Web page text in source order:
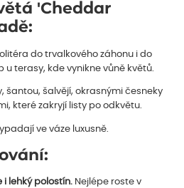
'Cheddar
do trvalkového záhonu i do
terasy, kde vynikne vůně květů.
šantou, šalvějí, okrasnými česneky
které zakryjí listy po odkvětu.
ve váze luxusně.
i lehký polostín. Nejlépe roste v